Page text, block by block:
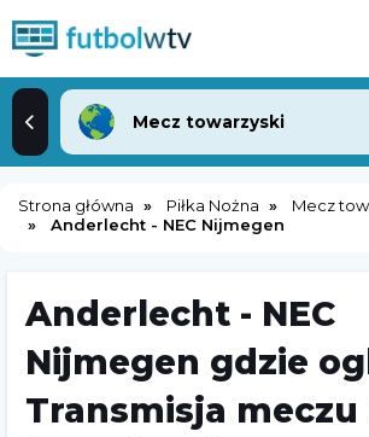
Mecz towarzyski
Strona główna Piłka Nożna
Mecz
Anderlecht - NEC Nijmegen
Anderlecht - NEC
Nijmegen gdzie
Transmisja meczu